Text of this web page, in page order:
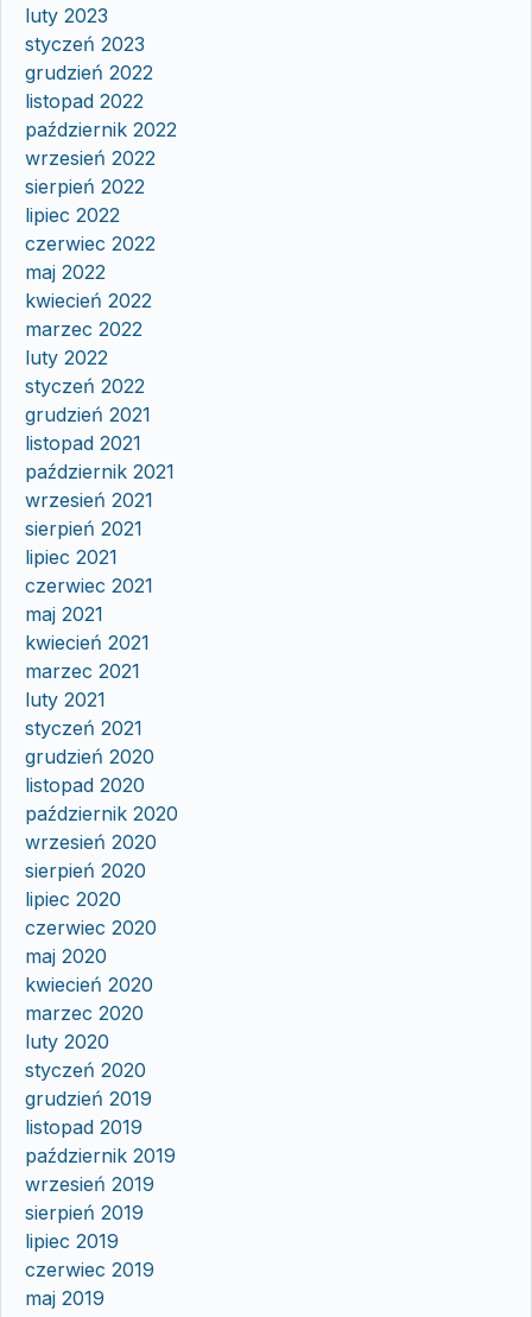
luty 2023
styczeń 2023
grudzień 2022
listopad 2022
październik 2022
wrzesień 2022
sierpień 2022
lipiec 2022
czerwiec 2022
maj 2022
kwiecień 2022
marzec 2022
luty 2022
styczeń 2022
grudzień 2021
listopad 2021
październik 2021
wrzesień 2021
sierpień 2021
lipiec 2021
czerwiec 2021
maj 2021
kwiecień 2021
marzec 2021
luty 2021
styczeń 2021
grudzień 2020
listopad 2020
październik 2020
wrzesień 2020
sierpień 2020
lipiec 2020
czerwiec 2020
maj 2020
kwiecień 2020
marzec 2020
luty 2020
styczeń 2020
grudzień 2019
listopad 2019
październik 2019
wrzesień 2019
sierpień 2019
lipiec 2019
czerwiec 2019
maj 2019